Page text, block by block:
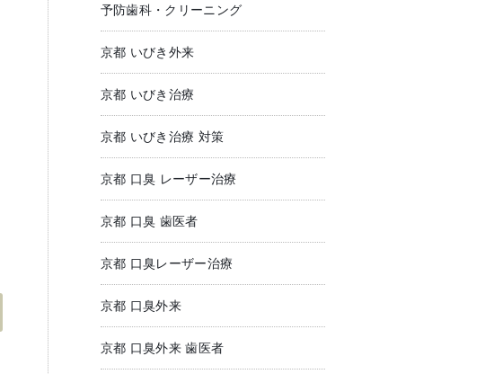
予防歯科・クリーニング
京都 いびき外来
京都 いびき治療
京都 いびき治療 対策
京都 口臭 レーザー治療
京都 口臭 歯医者
京都 口臭レーザー治療
京都 口臭外来
京都 口臭外来 歯医者